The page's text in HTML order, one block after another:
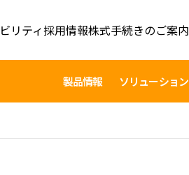
リティ採用情報株式手続きのご案内
製品情報 ソリューション